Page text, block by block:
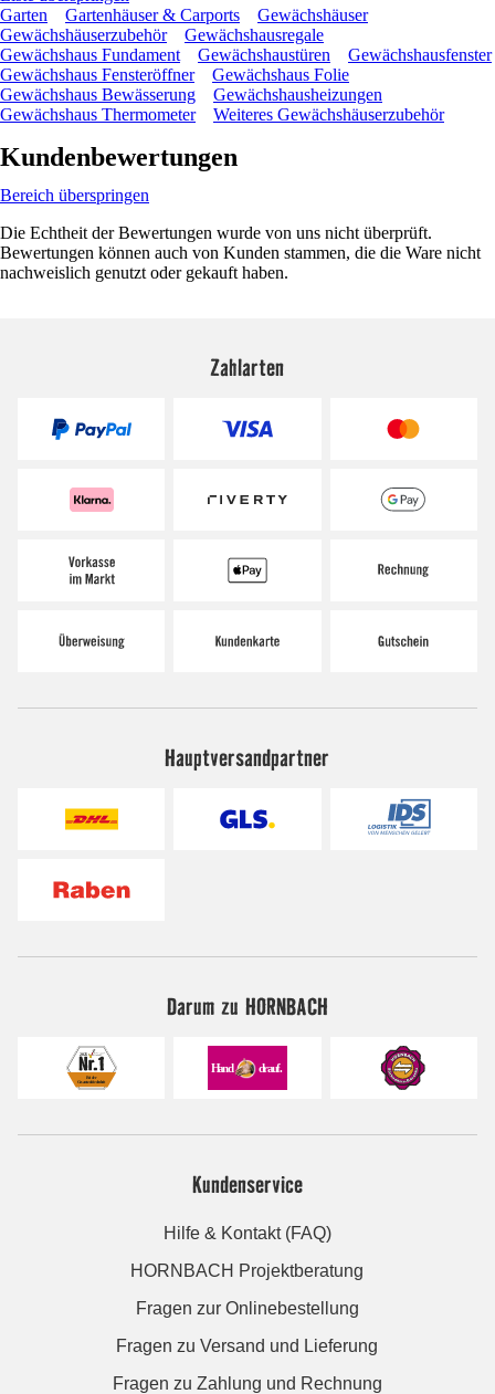
Garten
Gartenhäuser & Carports
Gewächshäuser
Gewächshäuserzubehör
Gewächshausregale
Gewächshaus Fundament
Gewächshaustüren
Gewächshausfenster
Gewächshaus Fensteröffner
Gewächshaus Folie
Gewächshaus Bewässerung
Gewächshausheizungen
Gewächshaus Thermometer
Weiteres Gewächshäuserzubehör
Kundenbewertungen
Bereich überspringen
Die Echtheit der Bewertungen wurde von uns nicht überprüft.
Bewertungen können auch von Kunden stammen, die die Ware nicht
nachweislich genutzt oder gekauft haben.
Zahlarten
Hauptversandpartner
Darum zu HORNBACH
Kundenservice
Hilfe & Kontakt (FAQ)
HORNBACH Projektberatung
Fragen zur Onlinebestellung
Fragen zu Versand und Lieferung
Fragen zu Zahlung und Rechnung